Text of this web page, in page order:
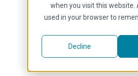
when you visit this website.
used in your browser to
Decline